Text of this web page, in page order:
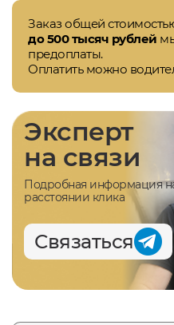
Заказ общей
до 500 тысяч рублей
предоплаты.
Оплатить можно
Эксперт
на связи
Подробная информация
расстоянии клика
Связаться